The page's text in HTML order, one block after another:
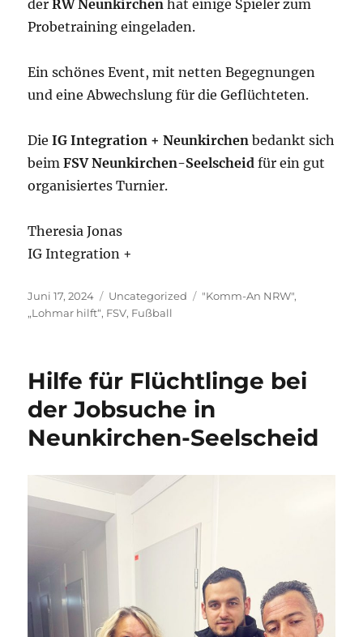
derRW Neunkirchen hat einige Spieler zum
Probetraining eingeladen.
Ein schönes Event, mit netten Begegnungen
und eine Abwechslung für die Geflüchteten.
DieIG Integration + Neunkirchen bedankt sich
beimFSV Neunkirchen-Seelscheid für ein gut
organisiertes Turnier.
Theresia Jonas
IG Integration +
Veröffentlicht
am
Juni 17, 2024 Kategorien
Uncategorized Schlagwörter
"Komm-An NRW",
„Lohmar hilft“, FSV, Fußball
Hilfe für Flüchtlinge bei
der Jobsuche in
Neunkirchen-Seelscheid